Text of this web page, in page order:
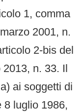
1, comma
2001, n.
2-bis del
n. 33. Il
ai soggetti di
8 luglio 1986,